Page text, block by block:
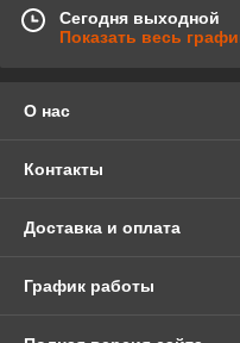
Сегодня выходной
Показать весь
О нас
Контакты
Доставка и оплата
График работы